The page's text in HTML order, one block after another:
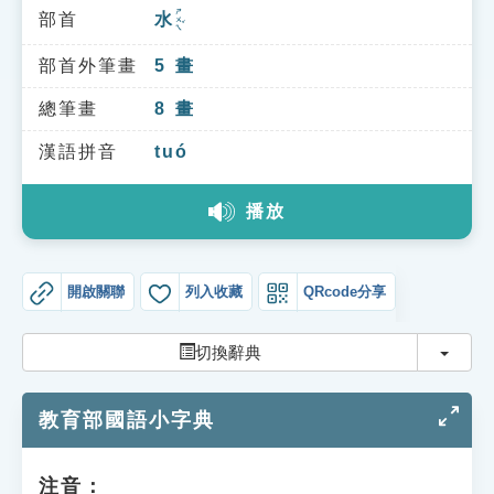
索引選單
知識索引
單字索引
生命大百科索引
部首 水 ㄕㄨㄟˇ
部首外筆畫 5 畫
總筆畫 8 畫
漢語拼音 tuó
播放
開啟關聯 列入收藏 QRcode分享
切換辭典 切換
教育部國語小字典
注音：